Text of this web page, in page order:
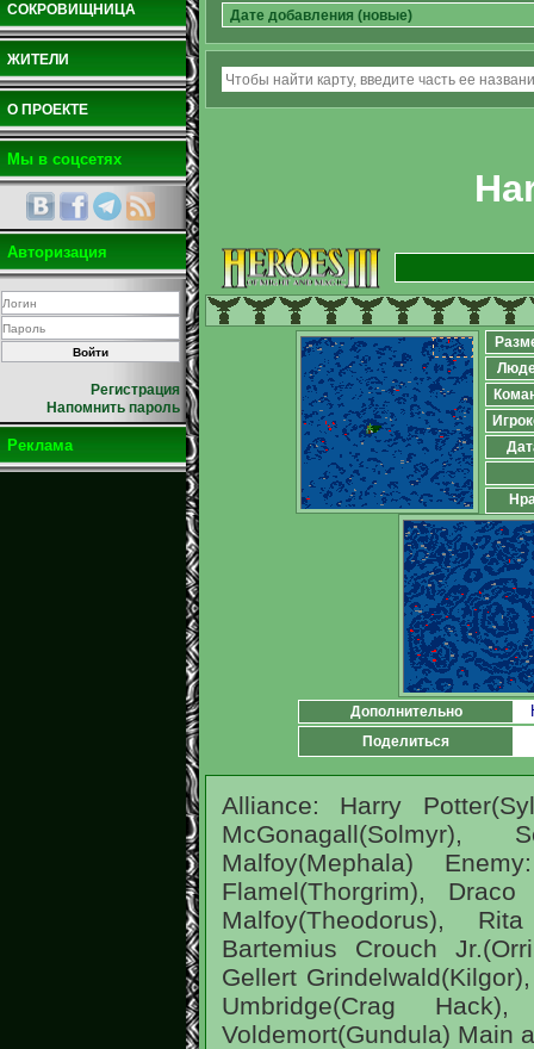
СОКРОВИЩНИЦА
ЖИТЕЛИ
О ПРОЕКТЕ
Мы в соцсетях
Авторизация
Регистрация
Напомнить пароль
Реклама
Дополнительно
Поделиться
Alliance: Harry
McGonagall(Solmyr),
Malfoy(Mephala)
Flamel(Thorgrim),
Malfoy(Theodorus),
Bartemius Crouch
Gellert
Umbridge(Crag
Voldemort(Gundula) Main